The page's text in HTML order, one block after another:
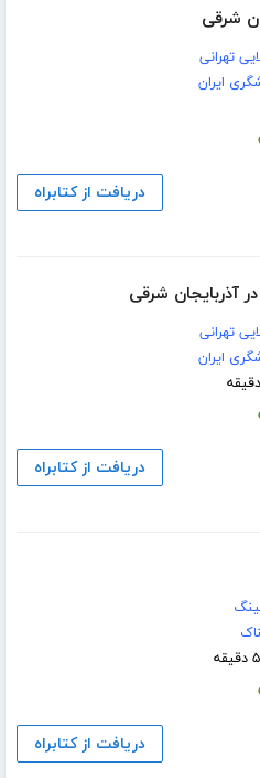
شرقی
تهرانی
ایران
دریافت از کتابراه
آذربایجان شرقی
تهرانی
ایران
دریافت از کتابراه
دریافت از کتابراه